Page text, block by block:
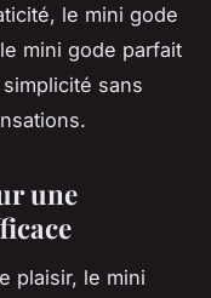
le mini gode
mini gode parfait
sans
une
plaisir, le mini